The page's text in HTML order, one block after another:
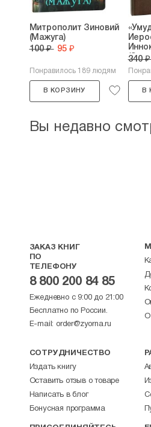
Митрополит Зиновий
(Мажуга)
100 ₽ 95 ₽
Понравилось 189 людям
В КОРЗИНУ
340
В
Вы недавно
ЗАКАЗ КНИГ
ПО
ТЕЛЕФОНУ
8 800 200 84 85
Ежедневно с 9:00 до 21:00
Бесплатно по России.
E-mail: order@zyorna.ru
О
СОТРУДНИЧЕСТВО
Издать книгу
Оставить отзыв о товаре
Написать в блог
Бонусная программа